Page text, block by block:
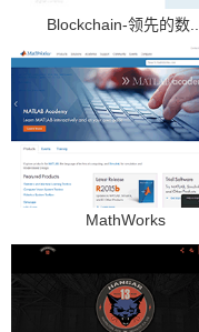
Blockchain-领先的数
MathWorks